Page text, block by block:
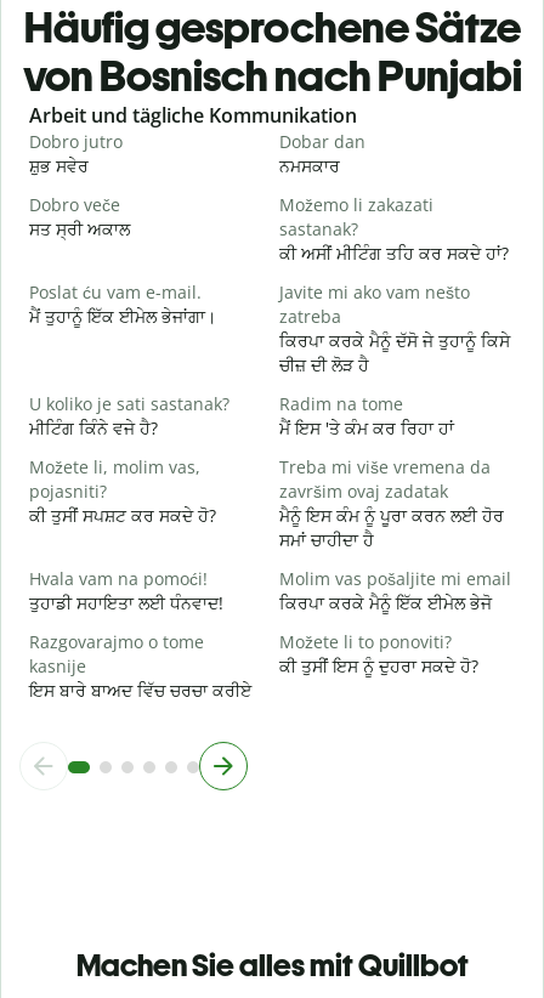
Häufig gesprochene Sätze
von Bosnisch nach Punjabi
Slide 1 of 6
Arbeit und tägliche Kommunikation
Dobro jutro
ਸ਼ੁਭ ਸਵੇਰ
Dobar dan
ਨਮਸਕਾਰ
Dobro veče
ਸਤ ਸ੍ਰੀ ਅਕਾਲ
Možemo li zakazati
sastanak?
ਕੀ ਅਸੀਂ ਮੀਟਿੰਗ ਤਹਿ ਕਰ ਸਕਦੇ ਹਾਂ?
Poslat ću vam e-mail.
ਮੈਂ ਤੁਹਾਨੂੰ ਇੱਕ ਈਮੇਲ ਭੇਜਾਂਗਾ।
Javite mi ako vam nešto
zatreba
ਕਿਰਪਾ ਕਰਕੇ ਮੈਨੂੰ ਦੱਸੋ ਜੇ ਤੁਹਾਨੂੰ ਕਿਸੇ
ਚੀਜ਼ ਦੀ ਲੋੜ ਹੈ
U koliko je sati sastanak?
ਮੀਟਿੰਗ ਕਿੰਨੇ ਵਜੇ ਹੈ?
Radim na tome
ਮੈਂ ਇਸ 'ਤੇ ਕੰਮ ਕਰ ਰਿਹਾ ਹਾਂ
Možete li, molim vas,
pojasniti?
ਕੀ ਤੁਸੀਂ ਸਪਸ਼ਟ ਕਰ ਸਕਦੇ ਹੋ?
Treba mi više vremena da
završim ovaj zadatak
ਮੈਨੂੰ ਇਸ ਕੰਮ ਨੂੰ ਪੂਰਾ ਕਰਨ ਲਈ ਹੋਰ
ਸਮਾਂ ਚਾਹੀਦਾ ਹੈ
Hvala vam na pomoći!
ਤੁਹਾਡੀ ਸਹਾਇਤਾ ਲਈ ਧੰਨਵਾਦ!
Molim vas pošaljite mi email
ਕਿਰਪਾ ਕਰਕੇ ਮੈਨੂੰ ਇੱਕ ਈਮੇਲ ਭੇਜੋ
Razgovarajmo o tome
kasnije
ਇਸ ਬਾਰੇ ਬਾਅਦ ਵਿੱਚ ਚਰਚਾ ਕਰੀਏ
Možete li to ponoviti?
ਕੀ ਤੁਸੀਂ ਇਸ ਨੂੰ ਦੁਹਰਾ ਸਕਦੇ ਹੋ?
Machen Sie alles mit Quillbot